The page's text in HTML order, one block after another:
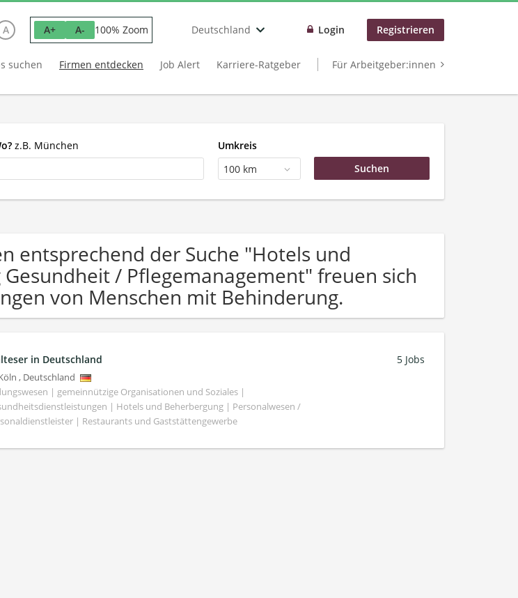
A A+ A- 100% Zoom Deutschland Login Registrieren
suchen Firmen entdecken Job Alert Karriere-Ratgeber Für Arbeitgeber:innen
z.B. München
Umkreis
100 km
entsprechend der Suche "Hotels und
/ Pflegemanagement" freuen sich
von Menschen mit Behinderung.
in Deutschland
, Deutschland
| gemeinnützige Organisationen und Soziales |
| Hotels und Beherbergung | Personalwesen /
| Restaurants und Gaststättengewerbe
5 Jobs